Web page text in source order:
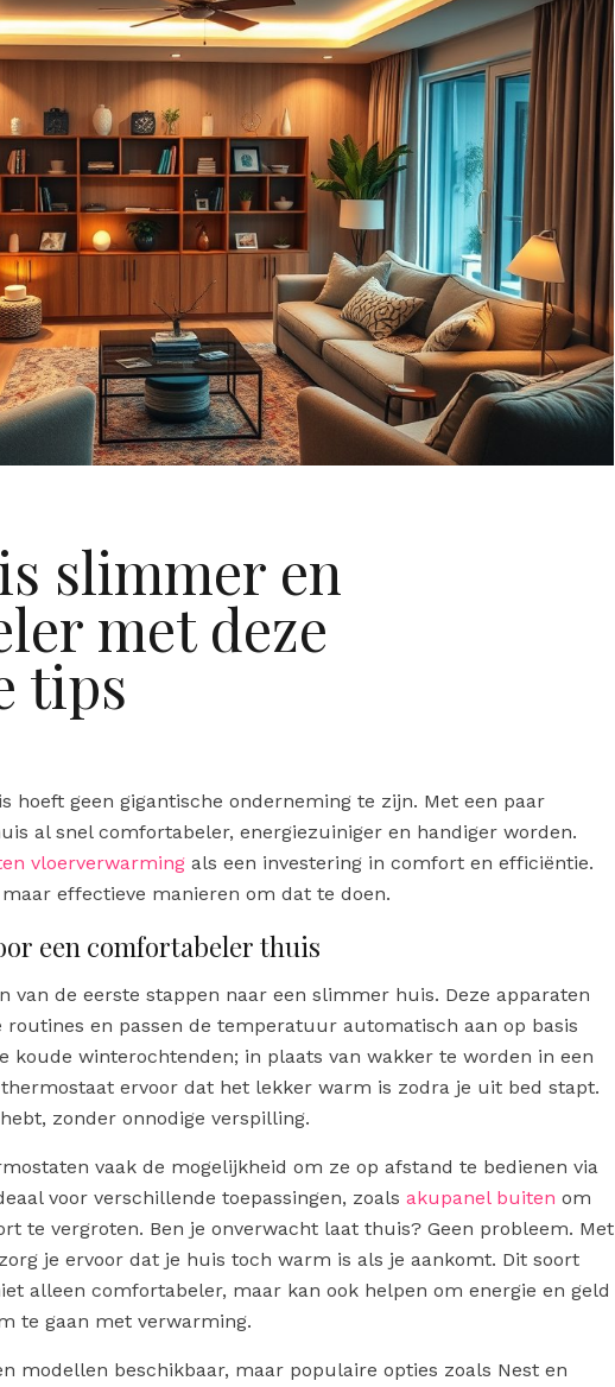
slimmer en
met deze
tips
hoeft geen gigantische onderneming te zijn. Met een paar
al snel comfortabeler, energiezuiniger en handiger worden.
vloerverwarming als een investering in comfort en efficiëntie.
effectieve manieren om dat te doen.
een comfortabeler thuis
van de eerste stappen naar een slimmer huis. Deze apparaten
routines en passen de temperatuur automatisch aan op basis
koude winterochtenden; in plaats van wakker te worden in een
ervoor dat het lekker warm is zodra je uit bed stapt.
zonder onnodige verspilling.
vaak de mogelijkheid om ze op afstand te bedienen via
voor verschillende toepassingen, zoals akupanel buiten om
te vergroten. Ben je onverwacht laat thuis? Geen probleem. Met
je ervoor dat je huis toch warm is als je aankomt. Dit soort
alleen comfortabeler, maar kan ook helpen om energie en geld
te gaan met verwarming.
modellen beschikbaar, maar populaire opties zoals Nest en